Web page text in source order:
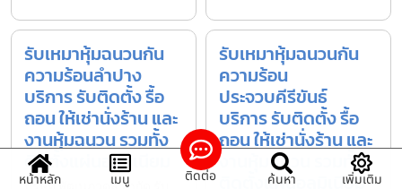
รับเหมาหุ้มฉนวนกัน
ความร้อนลำปาง
บริการ รับติดตั้ง รื้อ
ถอน ให้เช่านั่งร้าน และ
งานหุ้มฉนวน รวมทั้ง
ติดตั้งแผ่นอลูมิเนียม
รับเหมาหุ้มฉนวนกัน
ความร้อน
ประจวบคีรีขันธ์
บริการ รับติดตั้ง รื้อ
ถอน ให้เช่านั่งร้าน และ
งานหุ้มฉนวน รวมทั้ง
ติดตั้งแผ่นอลูมิเนียม
หน้าหลัก เมนู ติดต่อ ค้นหา เพิ่มเติม